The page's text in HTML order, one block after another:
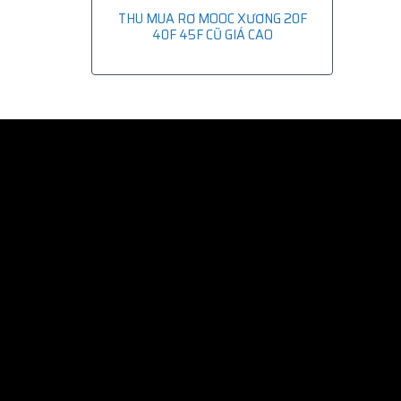
THU MUA RƠ MOOC XƯƠNG 20F
40F 45F CŨ GIÁ CAO